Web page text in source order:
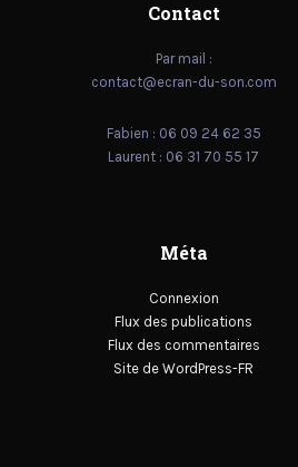
Contact
Par mail :
contact@ecran-du-son.com
Fabien : 06 09 24 62 35
Laurent : 06 31 70 55 17
Méta
Connexion
Flux des publications
Flux des commentaires
Site de WordPress-FR